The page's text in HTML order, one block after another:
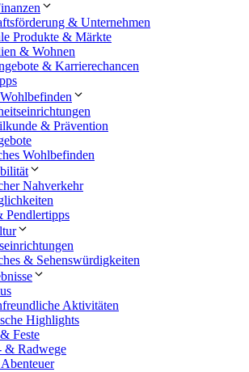
& Unternehmen
Produkte & Märkte
& Wohnen
& Karrierechancen
& Prävention
Wohlbefinden
Nahverkehr
Pendlertipps
& Sehenswürdigkeiten
Aktivitäten
Highlights
Feste
& Radwege